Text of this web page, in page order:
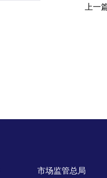
上一
市场监管总局